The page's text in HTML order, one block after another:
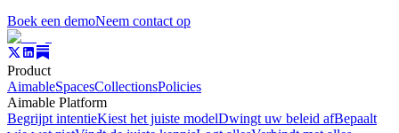
Boek een demoNeem contact op
Product
AimableSpacesCollectionsPolicies
Aimable Platform
Begrijpt intentieKiest het juiste modelDwingt uw beleid afBepaalt